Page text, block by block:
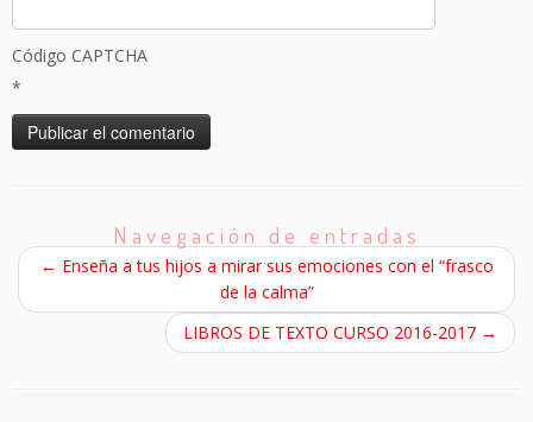
Código CAPTCHA
*
Navegación de entradas
← Enseña a tus hijos a mirar sus emociones con el “frasco
de la calma”
LIBROS DE TEXTO CURSO 2016-2017 →